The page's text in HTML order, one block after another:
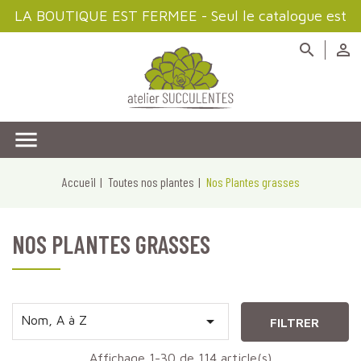
LA BOUTIQUE EST FERMEE - Seul le catalogue est
disponible à la consultation



Accueil Toutes nos plantes Nos Plantes grasses
NOS PLANTES GRASSES
Nom, A à Z  FILTRER
Affichage 1-30 de 114 article(s)